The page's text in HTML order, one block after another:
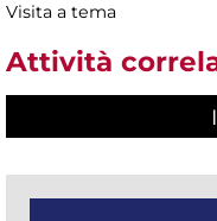
Visita a tema
Attività